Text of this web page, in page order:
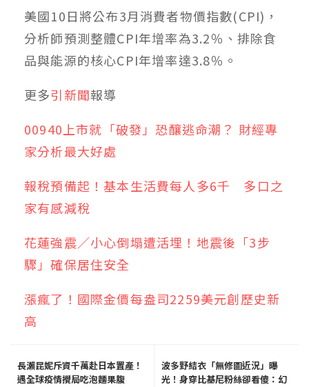
美國10日將公布3月消費者物價指數(CPI)，
分析師預測整體CPI年增率為3.2％、排除食
品與能源的核心CPI年增率達3.8％。
更多引新聞報導
00940上市就「破發」恐釀逃命潮？ 財經專
家分析最大好處
報稅預備起！基本生活費每人多6千 多口之
家有感減稅
花蓮強震／小心倒塌遭活埋！地震後「3步
驟」確保居住安全
漲瘋了！國際金價每盎司2259美元創歷史新
高
長瀨昆妮斥資千萬赴日本置產！
遇全球疫情攪局吃泡麵果腹
波多野結衣「無修圖近況」曝
光！身穿比基尼粉絲卻看傻：幻